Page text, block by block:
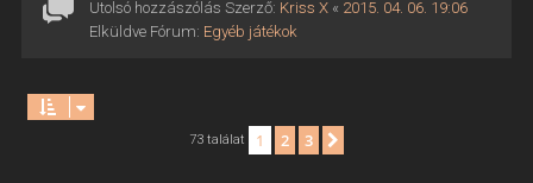
Utolsó hozzászólás Szerző: Kriss X« 2015. 04. 06. 19:06
Elküldve Fórum: Egyéb játékok
73 találat 1 2 3